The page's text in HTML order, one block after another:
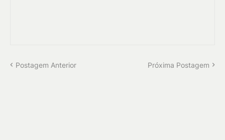
Postagem Anterior Próxima Postagem